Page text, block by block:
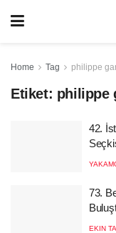
Home Tag philippe
Etiket: philippe
42.
73.
EKIN